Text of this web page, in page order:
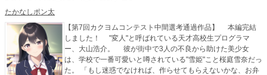
超絶美人の高校一年生。双子。 佐藤陽菜(さとうひな) 超絶美
人の高校二年生。那由多。
たかなしポン太
【第7回カクヨムコンテスト中間選考通過作品】 本編完結
しました！ "変人"と呼ばれている天才高校生プログラマ
ー、大山浩介。 彼が街中で3人の不良から助けた美少女
は、学校で一番可愛いと噂されている"雪姫"こと桜庭雪奈だっ
た。 「もし迷惑でなければ、作らせてもらえないかな、お弁